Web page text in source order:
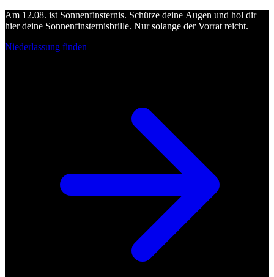
Am 12.08. ist Sonnenfinsternis. Schütze deine Augen und hol dir
hier deine Sonnenfinsternisbrille. Nur solange der Vorrat reicht.
Niederlassung finden